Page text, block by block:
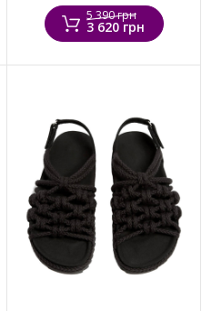
5 390 грн
3 620 грн